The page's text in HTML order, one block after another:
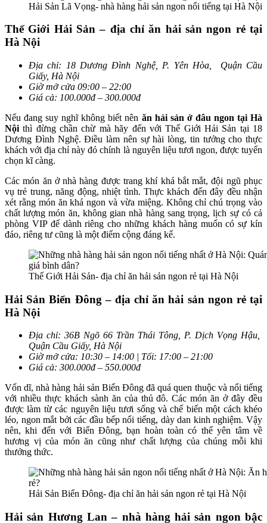
Hải Sản Lã Vọng- nhà hàng hải sản ngon nổi tiếng tại Hà Nội
Thế Giới Hải Sản – địa chỉ ăn hải sản ngon rẻ tại
Hà Nội
Địa chỉ: 18 Dương Đình Nghệ, P. Yên Hòa, Quận Cầu
Giấy, Hà Nội
Giờ mở cửa 09:00 – 22:00
Giá cả: 100.000đ – 300.000đ
Nếu đang suy nghĩ không biết nên ăn hải sản ở đâu ngon tại Hà
Nội thì đừng chần chừ mà hãy đến với Thế Giới Hải Sản tại 18
Dương Đình Nghệ. Điều làm nên sự hài lòng, tin tưởng cho thực
khách với địa chỉ này đó chính là nguyên liệu tươi ngon, được tuyển
chọn kĩ càng.
Các món ăn ở nhà hàng được trang khí khá bắt mắt, đội ngũ phục
vụ trẻ trung, năng động, nhiệt tình. Thực khách đến đây đều nhận
xét rằng món ăn khá ngon và vừa miệng. Không chỉ chú trọng vào
chất lượng món ăn, không gian nhà hàng sang trọng, lịch sự có cả
phòng VIP để dành riêng cho những khách hàng muốn có sự kín
đáo, riêng tư cũng là một điểm cộng đáng kể.
Thế Giới Hải Sản- địa chỉ ăn hải sản ngon rẻ tại Hà Nội
Hải Sản Biển Đông – địa chỉ ăn hải sản ngon rẻ tại
Hà Nội
Địa chỉ: 36B Ngõ 66 Trần Thái Tông, P. Dịch Vọng Hậu,
Quận Cầu Giấy, Hà Nội
Giờ mở cửa: 10:30 – 14:00 | Tối: 17:00 – 21:00
Giá cả: 300.000đ – 550.000đ
Vốn dĩ, nhà hàng hải sản Biển Đông đã quá quen thuộc và nổi tiếng
với nhiều thực khách sành ăn của thủ đô. Các món ăn ở đây đều
được làm từ các nguyên liệu tươi sống và chế biến một cách khéo
léo, ngon mắt bởi các đầu bếp nổi tiếng, dày dan kinh nghiệm. Vậy
nên, khi đến với Biển Đông, bạn hoàn toàn có thể yên tâm về
hương vị của món ăn cũng như chất lượng của chúng mỗi khi
thưởng thức.
Hải Sản Biển Đông- địa chỉ ăn hải sản ngon rẻ tại Hà Nội
Hải sản Hương Lan – nhà hàng hải sản ngon bậc